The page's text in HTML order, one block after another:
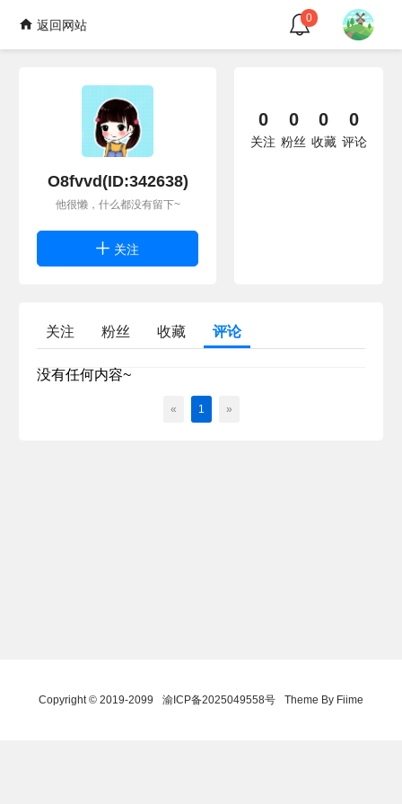
返回网站 0
O8fvvd(ID:342638)
他很懒，什么都没有留下~
关注
0
关注
0
粉丝
0
收藏
0
评论
关注 粉丝 收藏 评论
没有任何内容~
« 1 »
Copyright © 2019-2099 渝ICP备2025049558号 Theme By Fiime